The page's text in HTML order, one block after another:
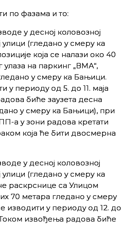
по фазама и то:
у десној коловозној
(гледано у смеру ка
која се налази око 40
улаза на паркинг „ВМА“,
у смеру ка Бањици.
у периоду од 5. до 11. маја
биће заузета десна
у смеру ка Бањици), при
а у зони радова кретати
која ће бити двосмерна
у десној коловозној
(гледано у смеру ка
раскрснице са Улицом
70 метара гледано у смеру
изводити у периоду од 12. до
Током извођења радова биће